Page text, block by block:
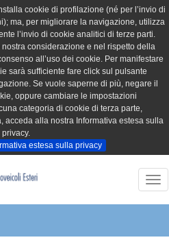
cookie di profilazione (né per l’invio di
ma, per migliorare la navigazione, utilizza
l’invio di cookie analitici di terze parti.
considerazione e nel rispetto della
all’uso dei cookie. Per manifestare
sarà sufficiente fare click sul pulsante
Se vuole saperne di più, negare il
oppure cambiare le impostazioni
categoria di cookie di terza parte,
alla nostra Informativa estesa sulla
privacy.
estesa sulla privacy